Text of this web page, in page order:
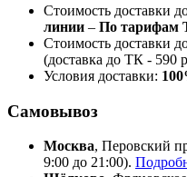
Стоимость доставки
линии – По тарифам
Стоимость доставки
(доставка до ТК - 590
Условия доставки:
Самовывоз
Москва, Перовский
9:00 до 21:00).